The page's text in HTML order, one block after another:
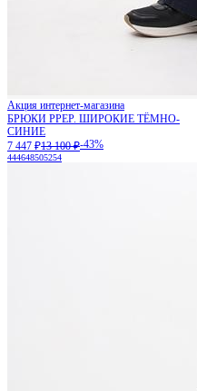
Акция интернет-магазина
БРЮКИ PPEP. ШИРОКИЕ ТЁМНО-
СИНИЕ
7 447 ₽13 100 ₽-43%
444648505254